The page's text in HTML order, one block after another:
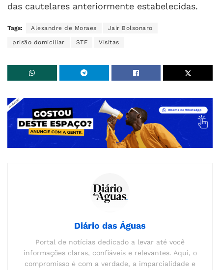
das cautelares anteriormente estabelecidas.
Tags: Alexandre de Moraes Jair Bolsonaro
prisão domiciliar STF Visitas
Diário das Águas
Portal de notícias dedicado a levar até você
informações claras, confiáveis e relevantes. Aqui, o
compromisso é com a verdade, a imparcialidade e